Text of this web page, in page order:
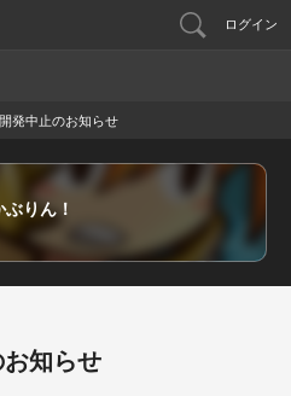
ログイン
発中止のお知らせ
りん！
知らせ